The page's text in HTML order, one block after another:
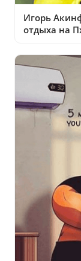
Игорь
отдыха на